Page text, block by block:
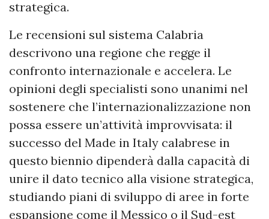
strategica.
Le recensioni sul sistema Calabria
descrivono una regione che regge il
confronto internazionale e accelera. Le
opinioni degli specialisti sono unanimi nel
sostenere che l’internazionalizzazione non
possa essere un’attività improvvisata: il
successo del Made in Italy calabrese in
questo biennio dipenderà dalla capacità di
unire il dato tecnico alla visione strategica,
studiando piani di sviluppo di aree in forte
espansione come il Messico o il Sud-est